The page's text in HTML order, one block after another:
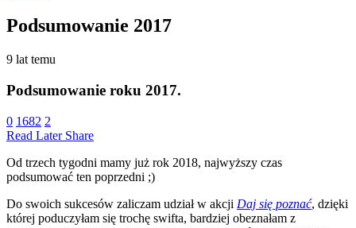
Podsumowanie 2017
9 lat temu
Podsumowanie roku 2017.
0 1682 2
Read Later Share
Od trzech tygodni mamy już rok 2018, najwyższy czas
podsumować ten poprzedni ;)
Do swoich sukcesów zaliczam udział w akcji Daj się poznać, dzięki
której poduczyłam się trochę swifta, bardziej obeznałam z